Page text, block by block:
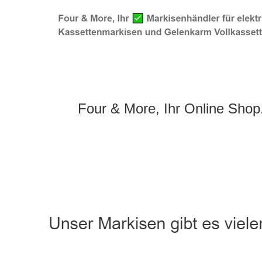
Four & More, Ihr Online